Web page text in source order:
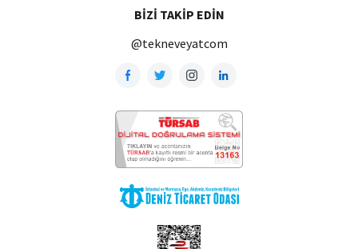
BIZI TAKIP EDIN
@tekneveyatcom